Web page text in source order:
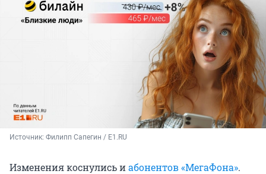
Источник: Филипп Сапегин / E1.RU
Изменения коснулись иабонентов «МегаФона».